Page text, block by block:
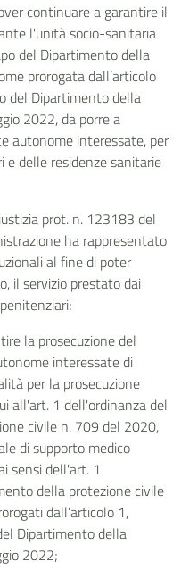
continuare a garantire il
l'unità socio-sanitaria
del Dipartimento della
prorogata dall’articolo
del Dipartimento della
2022, da porre a
autonome interessate, per
delle residenze sanitarie
prot. n. 123183 del
ha rappresentato
al fine di poter
il servizio prestato dai
la prosecuzione del
interessate di
per la prosecuzione
all'art. 1 dell'ordinanza del
civile n. 709 del 2020,
di supporto medico
sensi dell'art. 1
della protezione civile
dall’articolo 1,
Dipartimento della
2022;